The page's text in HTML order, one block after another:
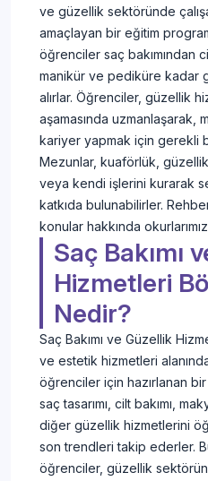
ve güzellik sektöründe
amaçlayan bir eğitim
öğrenciler saç bakımından
manikür ve pediküre kadar
alırlar. Öğrenciler, güzellik
aşamasında uzmanlaşarak,
kariyer yapmak için gerekli
Mezunlar, kuaförlük, güzellik
veya kendi işlerini kurarak
katkıda bulunabilirler.
konular hakkında
Saç Bakımı
Hizmetleri
Nedir?
Saç Bakımı ve Güzellik
ve estetik hizmetleri
öğrenciler için hazırlanan
saç tasarımı, cilt bakımı,
diğer güzellik hizmetlerini
son trendleri takip ederler.
öğrenciler, güzellik